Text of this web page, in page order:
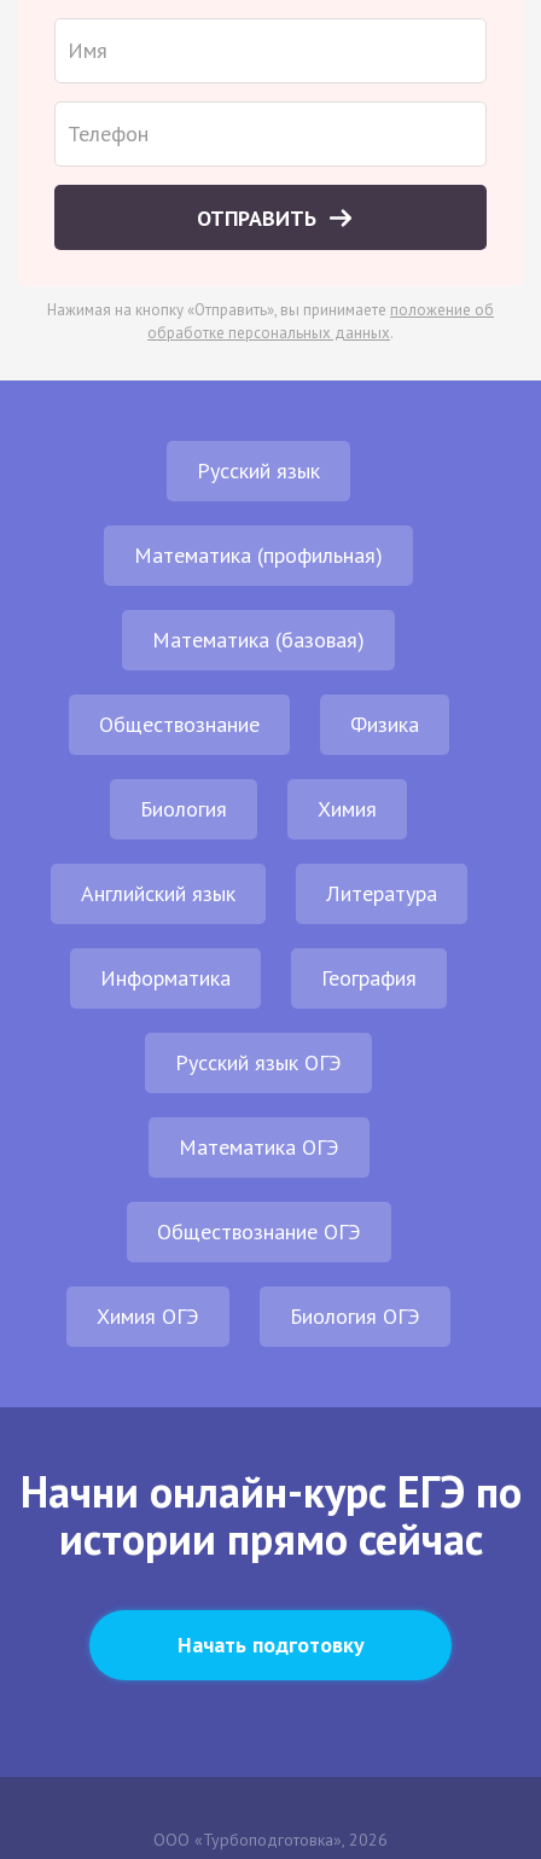
ОТПРАВИТЬ
Нажимая на кнопку «Отправить», вы принимаете положение об
обработке персональных данных.
Русский язык
Математика (профильная)
Математика (базовая)
Обществознание Физика
Биология Химия
Английский язык Литература
Информатика География
Русский язык ОГЭ
Математика ОГЭ
Обществознание ОГЭ
Химия ОГЭ Биология ОГЭ
Начни онлайн-курс ЕГЭ по
истории прямо сейчас
Начать подготовку
ООО «Турбоподготовка», 2026